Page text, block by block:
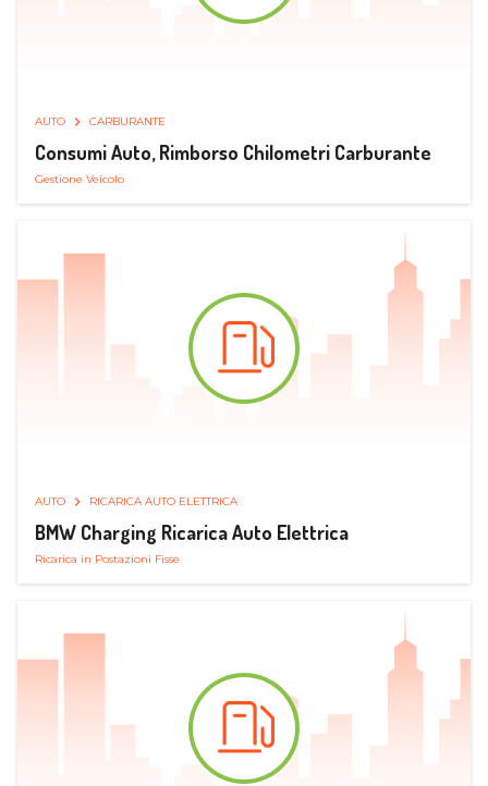
AUTO CARBURANTE
Consumi Auto, Rimborso Chilometri Carburante
Gestione Veicolo
AUTO RICARICA AUTO ELETTRICA
BMW Charging Ricarica Auto Elettrica
Ricarica in Postazioni Fisse